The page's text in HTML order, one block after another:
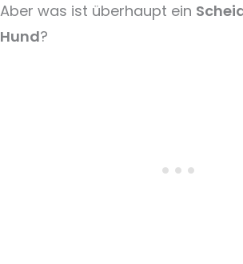
Aber was ist überhaupt ein
Hund?